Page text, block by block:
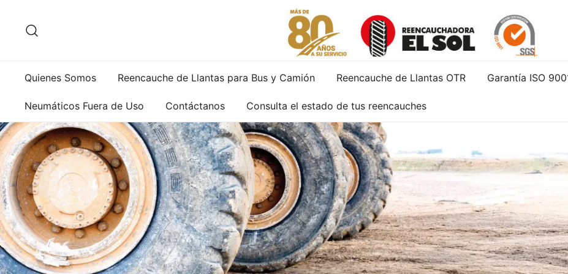
contenido
Reencauchadora el Sol – Reencauche de llantas
Servicio de reparación y reencauche de llantas con garantía
Quienes Somos Reencauche de Llantas para Bus y Camión Reencauche de Llantas OTR Garantía ISO
Neumáticos Fuera de Uso Contáctanos Consulta el estado de tus reencauches